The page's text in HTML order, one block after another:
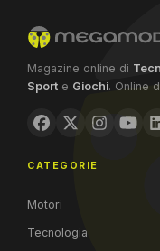
Magazine online di
Sport e Giochi. Online
CATEGORIE
Motori
Tecnologia